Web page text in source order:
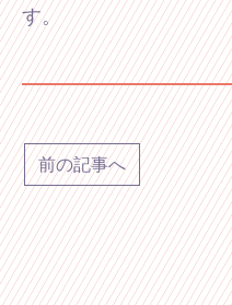
す。
前の記事へ